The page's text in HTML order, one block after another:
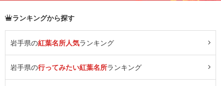
ランキングから探す
岩手県の紅葉名所人気ランキング
岩手県の行ってみたい紅葉名所ランキング